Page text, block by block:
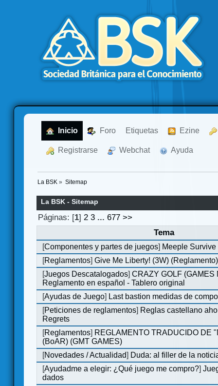
Inicio Foro Etiquetas Ezine
Registrarse Webchat Ayuda
La BSK » Sitemap
La BSK - Sitemap
Páginas: [1]2 3 ...677 >>
Tema
[Componentes y partes de juegos] Meeple
[Reglamentos]Give Me Liberty! (3W) (Reglamento)
[Juegos Descatalogados]CRAZY GOLF (GAMES
Reglamento en español - Tablero original
[Ayudas de Juego] Last bastion medidas de
[Peticiones de reglamentos] Reglas castellano
Regrets
[Reglamentos] REGLAMENTO TRADUCIDO DE
(BoAR) (GMT GAMES)
[Novedades / Actualidad] Duda: al filler de la
[Ayudadme a elegir: ¿Qué juego me compro?]
dados